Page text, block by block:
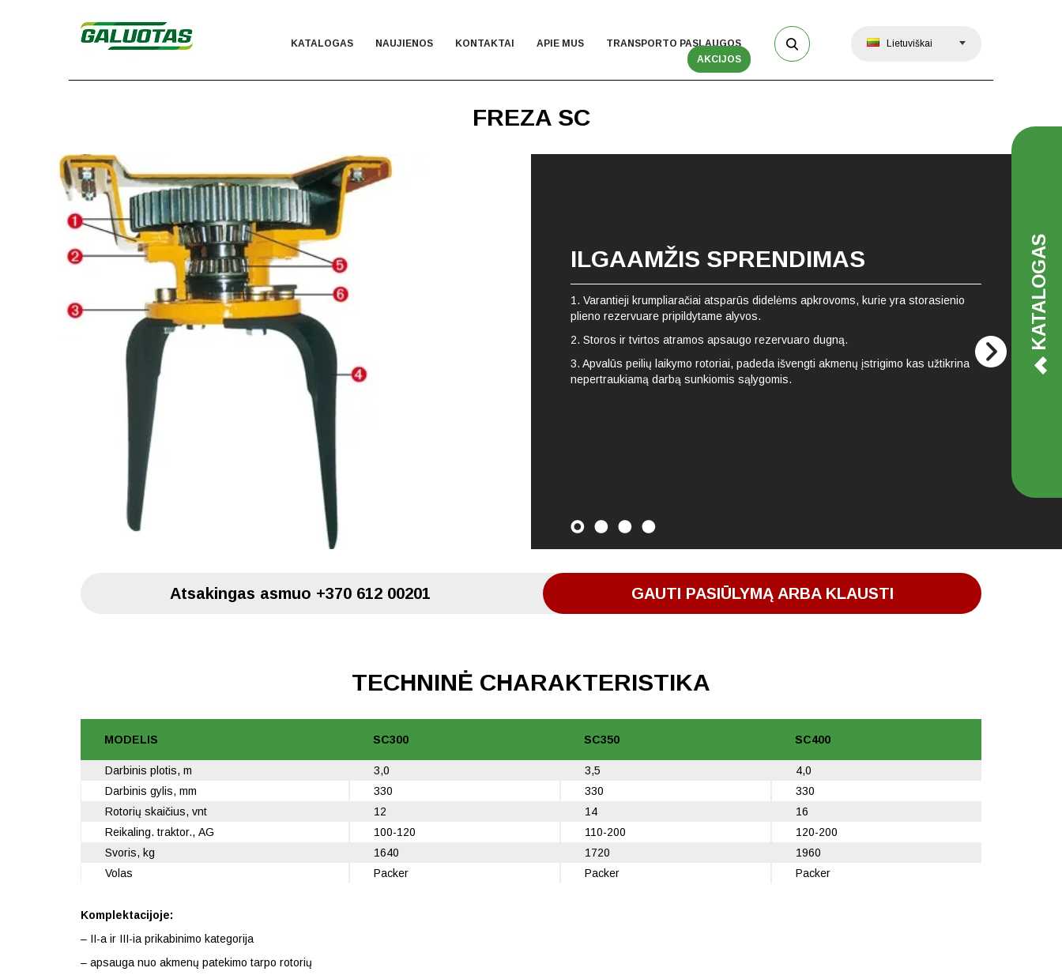
KATALOGAS NAUJIENOS KONTAKTAI APIE MUS
TRANSPORTO PASLAUGOS
AKCIJOS
Lietuviškai
KATALOGAS
FREZA SC
ILGAAMŽIS SPRENDIMAS
1. Varantieji krumpliaračiai atsparūs didelėms apkrovoms, kurie yra storasienio
plieno rezervuare pripildytame alyvos.
2. Storos ir tvirtos atramos apsaugo rezervuaro dugną.
3. Apvalūs peilių laikymo rotoriai, padeda išvengti akmenų įstrigimo kas užtikrina
nepertraukiamą darbą sunkiomis sąlygomis.
Atsakingas asmuo +370 612 00201 GAUTI PASIŪLYMĄ ARBA KLAUSTI
TECHNINĖ CHARAKTERISTIKA
MODELIS
Darbinis plotis, m
Darbinis gylis, mm
Rotorių skaičius, vnt
Reikaling. traktor., AG
Svoris, kg
Volas
SC300
3,0
330
12
100-120
1640
Packer
SC350
3,5
330
14
110-200
1720
Packer
SC400
4,0
330
16
120-200
1960
Packer
Komplektacijoje:
– II-a ir III-ia prikabinimo kategorija
– apsauga nuo akmenų patekimo tarpo rotorių